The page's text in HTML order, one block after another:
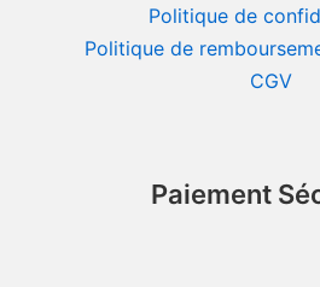
Politique de
Politique de
CGV
Paiement